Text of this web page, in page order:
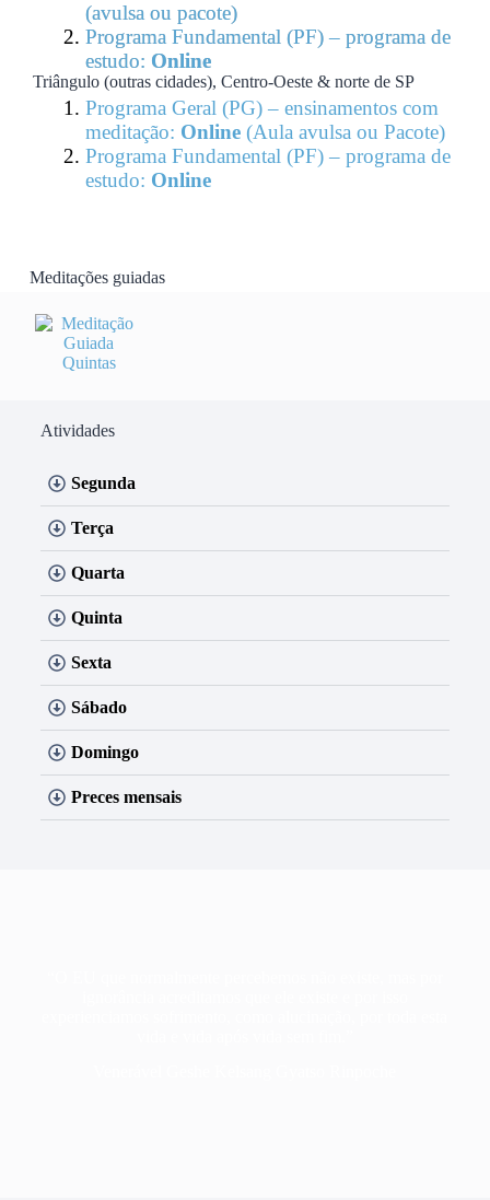
(avulsa ou pacote)
Programa Fundamental (PF) – programa de
estudo: Online
Triângulo (outras cidades), Centro-Oeste & norte de SP
Programa Geral (PG) – ensinamentos com
meditação: Online (Aula avulsa ou Pacote)
Programa Fundamental (PF) – programa de
estudo: Online
Meditações guiadas
Atividades
Segunda
Terça
Quarta
Quinta
Sexta
Sábado
Domingo
Preces mensais